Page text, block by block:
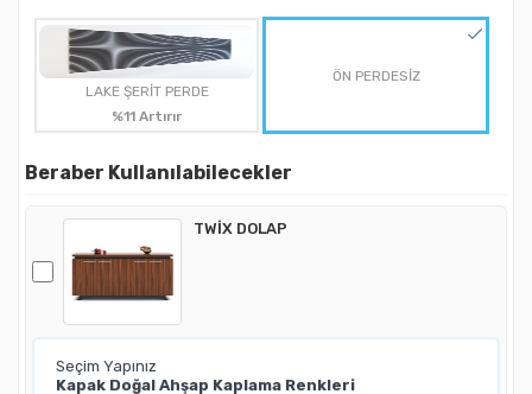
LAKE ŞERİT PERDE
%11 Artırır
ÖN PERDESİZ
Beraber Kullanılabilecekler
TWİX DOLAP